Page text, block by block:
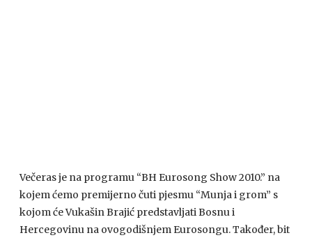
Večeras je na programu “BH Eurosong Show 2010.” na
kojem ćemo premijerno čuti pjesmu “Munja i grom” s
kojom će Vukašin Brajić predstavljati Bosnu i
Hercegovinu na ovogodišnjem Eurosongu. Također, bit